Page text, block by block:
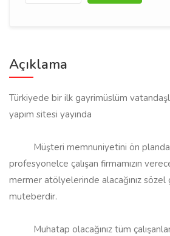
Açıklama
Türkiyede bir ilk gayrimüslüm
yapım sitesi yayında
Müşteri memnuniyetini ön planda
profesyonelce çalışan firmamızın
mermer atölyelerinde alacağınız
muteberdir.
Muhatap olacağınız tüm